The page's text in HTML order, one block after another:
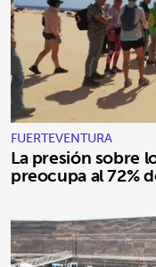
FUERTEVENTURA
La presión sobre
preocupa al 72%